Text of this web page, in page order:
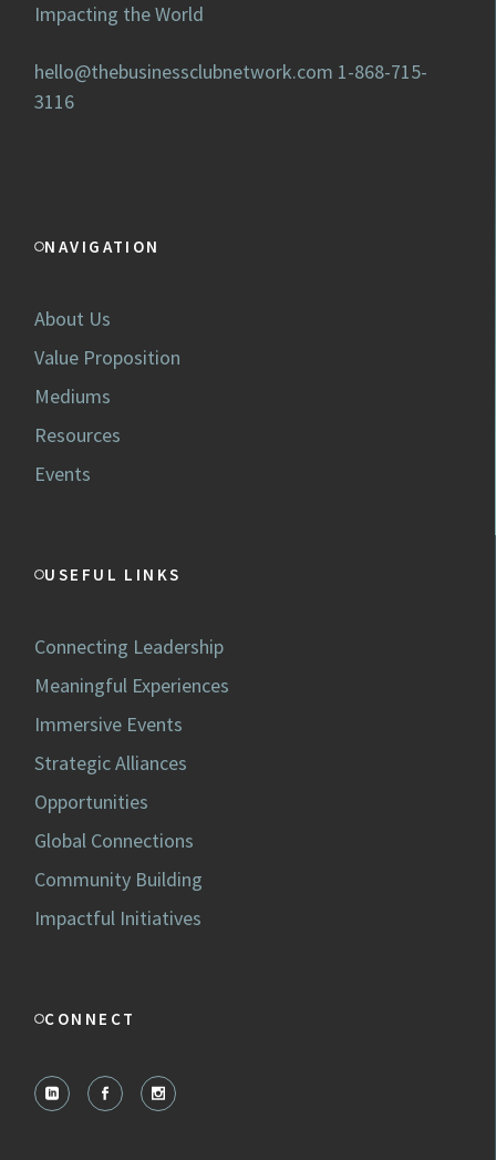
Impacting the World
hello@thebusinessclubnetwork.com 1-868-715-
3116
NAVIGATION
About Us
Value Proposition
Mediums
Resources
Events
USEFUL LINKS
Connecting Leadership
Meaningful Experiences
Immersive Events
Strategic Alliances
Opportunities
Global Connections
Community Building
Impactful Initiatives
CONNECT